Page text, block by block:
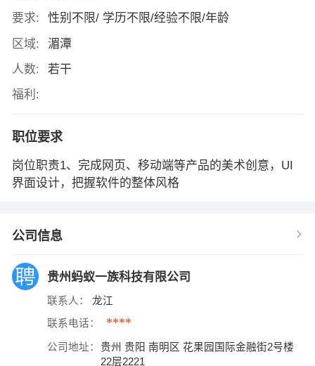
要求:
性别不限/ 学历不限/经验不限/年龄
区域:
湄潭
人数:
若干
福利:
职位要求
岗位职责1、完成网页、移动端等产品的美术创意，UI
界面设计，把握软件的整体风格
公司信息
贵州蚂蚁一族科技有限公司
联系人： 龙江
联系电话： ****
公司地址：
贵州 贵阳 南明区 花果园国际金融街2号楼
22层2221